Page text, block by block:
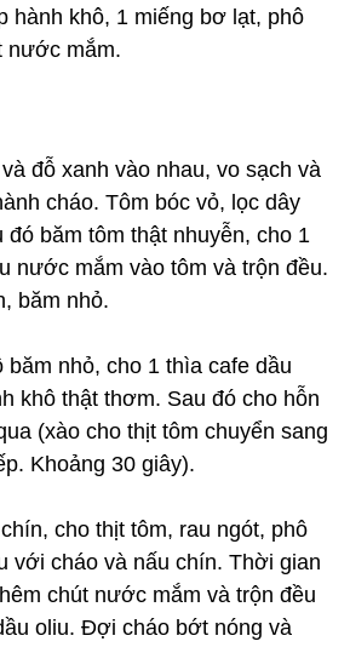
hành khô, 1 miếng bơ lạt, phô
nước mắm.
đỗ xanh vào nhau, vo sạch và
cháo. Tôm bóc vỏ, lọc dây
băm tôm thật nhuyễn, cho 1
nước mắm vào tôm và trộn đều.
băm nhỏ.
nhỏ, cho 1 thìa cafe dầu
khô thật thơm. Sau đó cho hỗn
(xào cho thịt tôm chuyển sang
Khoảng 30 giây).
cho thịt tôm, rau ngót, phô
với cháo và nấu chín. Thời gian
chút nước mắm và trộn đều
oliu. Đợi cháo bớt nóng và